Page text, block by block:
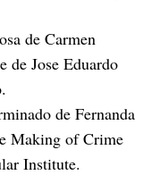
de Carmen
de Jose Eduardo
de Fernanda
Making of Crime
Institute.